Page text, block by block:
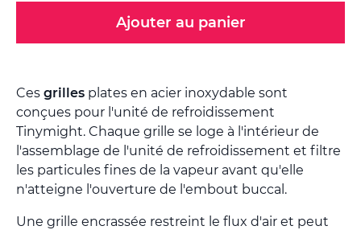
Ajouter au panier
Ces grilles plates en acier inoxydable sont
conçues pour l'unité de refroidissement
Tinymight. Chaque grille se loge à l'intérieur de
l'assemblage de l'unité de refroidissement et filtre
les particules fines de la vapeur avant qu'elle
n'atteigne l'ouverture de l'embout buccal.
Une grille encrassée restreint le flux d'air et peut